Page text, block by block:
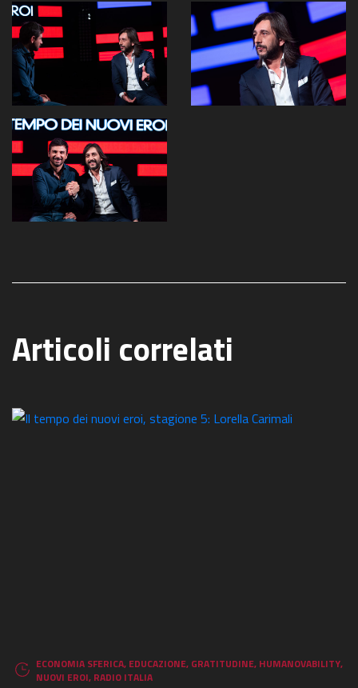
Articoli correlati
ECONOMIA SFERICA, EDUCAZIONE, GRATITUDINE, HUMANOVABILITY,
NUOVI EROI, RADIO ITALIA